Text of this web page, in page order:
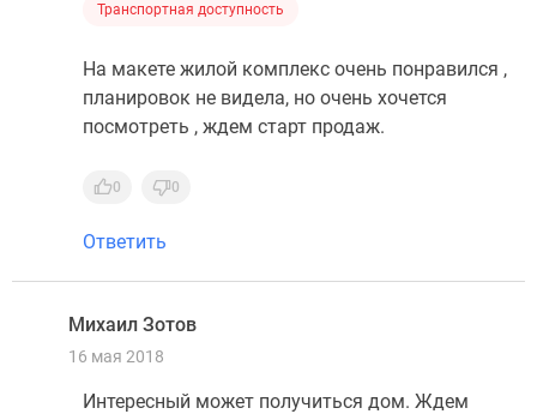
Транспортная доступность
На макете жилой комплекс очень понравился ,
планировок не видела, но очень хочется
посмотреть , ждем старт продаж.
0 0
Ответить
Михаил Зотов
16 мая 2018
Интересный может получиться дом. Ждем